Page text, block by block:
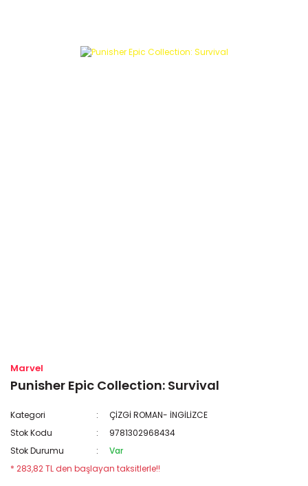
Marvel
Punisher Epic Collection: Survival
Kategori
ÇİZGİ ROMAN- İNGİLİZCE
Stok Kodu
9781302968434
Stok Durumu
Var
* 283,82 TL den başlayan taksitlerle!!